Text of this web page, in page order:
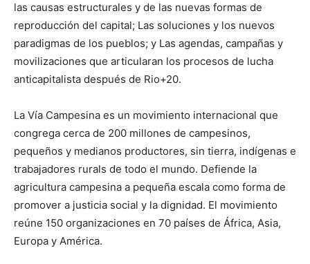
las causas estructurales y de las nuevas formas de
reproducción del capital; Las soluciones y los nuevos
paradigmas de los pueblos; y Las agendas, campañas y
movilizaciones que articularan los procesos de lucha
anticapitalista después de Rio+20.
La Vía Campesina es un movimiento internacional que
congrega cerca de 200 millones de campesinos,
pequeños y medianos productores, sin tierra, indígenas e
trabajadores rurals de todo el mundo. Defiende la
agricultura campesina a pequeña escala como forma de
promover a justicia social y la dignidad. El movimiento
reúne 150 organizaciones en 70 países de África, Asia,
Europa y América.